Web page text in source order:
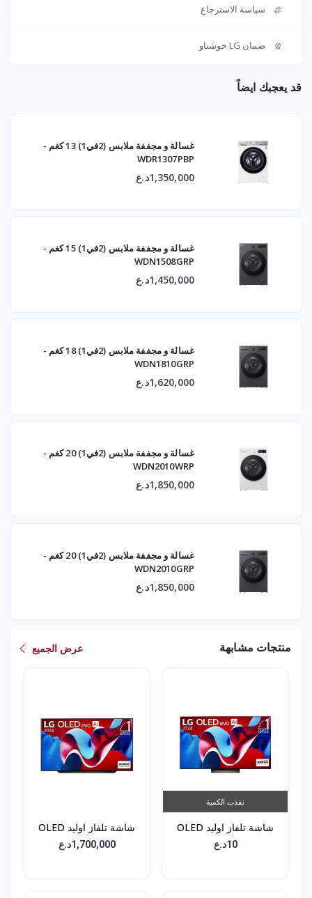
سياسة الاسترجاع
ضمان LG خوشناو
قد يعجبك ايضاً
غسالة و مجففة ملابس (2في1) 13 كغم -
WDR1307PBP
1,350,000د.ع
غسالة و مجففة ملابس (2في1) 15 كغم -
WDN1508GRP
1,450,000د.ع
غسالة و مجففة ملابس (2في1) 18 كغم -
WDN1810GRP
1,620,000د.ع
غسالة و مجففة ملابس (2في1) 20 كغم -
WDN2010WRP
1,850,000د.ع
غسالة و مجففة ملابس (2في1) 20 كغم -
WDN2010GRP
1,850,000د.ع
منتجات مشابهة عرض الجميع
نفذت الكمية
شاشة تلفاز اوليد OLED
10د.ع
شاشة تلفاز اوليد OLED
C4 - حجم 65 انش -1,700,000د.ع